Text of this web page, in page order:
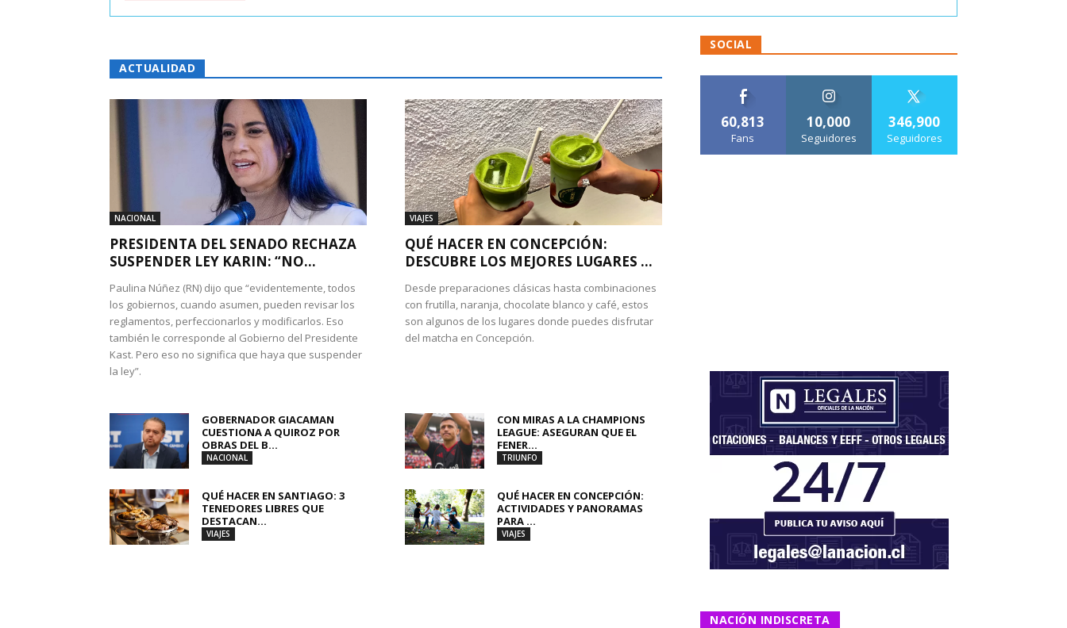
ACTUALIDAD
NACIONAL
PRESIDENTA DEL SENADO RECHAZA
SUSPENDER LEY KARIN: “NO...
Paulina Núñez (RN) dijo que “evidentemente, todos
los gobiernos, cuando asumen, pueden revisar los
reglamentos, perfeccionarlos y modificarlos. Eso
también le corresponde al Gobierno del Presidente
Kast. Pero eso no significa que haya que suspender
la ley”.
VIAJES
QUÉ HACER EN CONCEPCIÓN:
DESCUBRE LOS MEJORES LUGARES ...
Desde preparaciones clásicas hasta combinaciones
con frutilla, naranja, chocolate blanco y café, estos
son algunos de los lugares donde puedes disfrutar
del matcha en Concepción.
GOBERNADOR GIACAMAN
CUESTIONA A QUIROZ POR
OBRAS DEL B...
NACIONAL
CON MIRAS A LA CHAMPIONS
LEAGUE: ASEGURAN QUE EL
FENER...
TRIUNFO
QUÉ HACER EN SANTIAGO: 3
TENEDORES LIBRES QUE
DESTACAN...
VIAJES
QUÉ HACER EN CONCEPCIÓN:
ACTIVIDADES Y PANORAMAS
PARA ...
VIAJES
SOCIAL
60,813
Fans
10,000
Seguidores
346,900
Seguidores
NACIÓN INDISCRETA